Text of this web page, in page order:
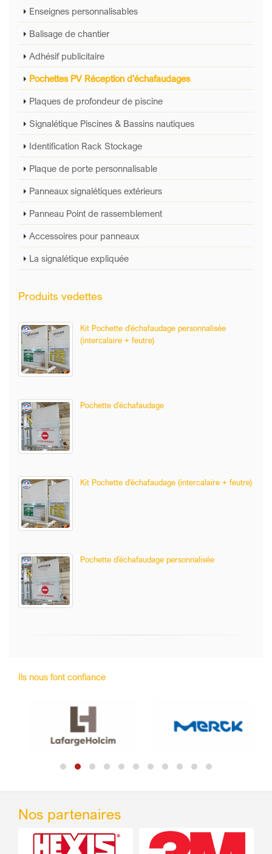
Enseignes personnalisables
Balisage de chantier
Adhésif publicitaire
Pochettes PV Réception d'échafaudages
Plaques de profondeur de piscine
Signalétique Piscines & Bassins nautiques
Identification Rack Stockage
Plaque de porte personnalisable
Panneaux signalétiques extérieurs
Panneau Point de rassemblement
Accessoires pour panneaux
La signalétique expliquée
Produits vedettes
Kit Pochette d'échafaudage personnalisée
(intercalaire + feutre)
Pochette d'échafaudage
Kit Pochette d'échafaudage (intercalaire + feutre)
Pochette d'échafaudage personnalisée
Ils nous font confiance
Nos partenaires